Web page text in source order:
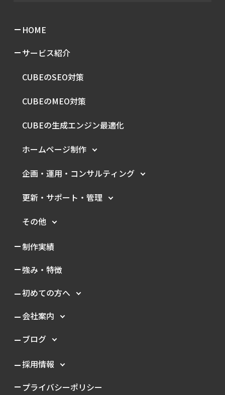
HOME
サービス紹介
CUBEのSEO対策
CUBEのMEO対策
CUBEの生成エンジン最適化
ホームページ制作
企画・運用・ コンサルティング
更新・サポート・管理
その他
制作実績
強み・特徴
初めての方へ
会社案内
ブログ
採用情報
プライバシーポリシー